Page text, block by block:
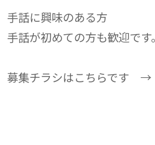
手話に興味のある方
手話が初めての方も歓迎です。
募集チラシはこちらです